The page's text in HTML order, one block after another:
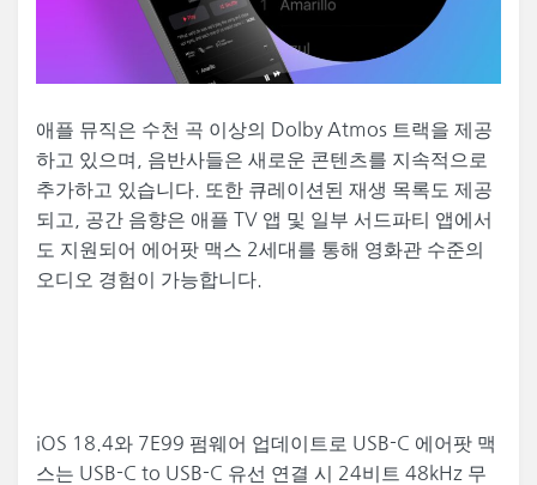
애플 뮤직은 수천 곡 이상의 Dolby Atmos 트랙을 제공
하고 있으며, 음반사들은 새로운 콘텐츠를 지속적으로
추가하고 있습니다. 또한 큐레이션된 재생 목록도 제공
되고, 공간 음향은 애플 TV 앱 및 일부 서드파티 앱에서
도 지원되어 에어팟 맥스 2세대를 통해 영화관 수준의
오디오 경험이 가능합니다.
iOS 18.4와 7E99 펌웨어 업데이트로 USB-C 에어팟 맥
스는 USB-C to USB-C 유선 연결 시 24비트 48kHz 무